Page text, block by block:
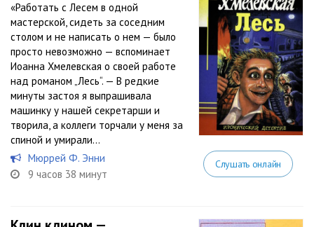
«Работать с Лесем в одной
мастерской, сидеть за соседним
столом и не написать о нем — было
просто невозможно — вспоминает
Иоанна Хмелевская о своей работе
над романом „Лесь“. — В редкие
минуты застоя я выпрашивала
машинку у нашей секретарши и
творила, а коллеги торчали у меня за
спиной и умирали...
Мюррей Ф. Энни
9 часов 38 минут
Слушать онлайн